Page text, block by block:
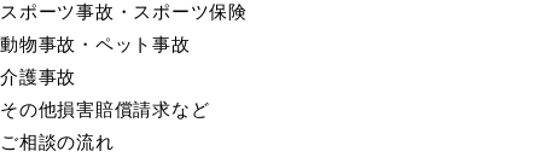
スポーツ事故・スポーツ保険
動物事故・ペット事故
介護事故
その他損害賠償請求など
ご相談の流れ